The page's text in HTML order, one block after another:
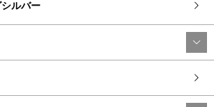
ルバー